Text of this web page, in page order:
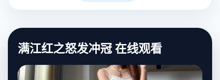
满江红之怒发冲冠 在线观看